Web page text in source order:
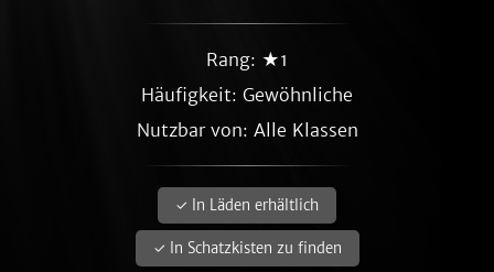
Rang: ★1
Häufigkeit: Gewöhnliche
Nutzbar von: Alle Klassen
✓ In Läden erhältlich
✓ In Schatzkisten zu finden